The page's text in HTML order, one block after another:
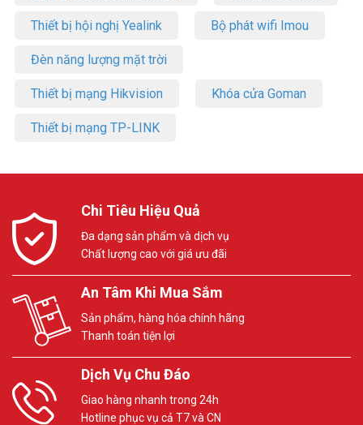
Thiết bị hội nghị Yealink Bộ phát wifi Imou
Đèn năng lượng mặt trời
Thiết bị mạng Hikvision Khóa cửa Goman
Thiết bị mạng TP-LINK
Chi Tiêu Hiệu Quả
Đa dạng sản phẩm và dịch vụ
Chất lượng cao với giá ưu đãi
An Tâm Khi Mua Sắm
Sản phẩm, hàng hóa chính hãng
Thanh toán tiện lợi
Dịch Vụ Chu Đáo
Giao hàng nhanh trong 24h
Hotline phục vụ cả T7 và CN